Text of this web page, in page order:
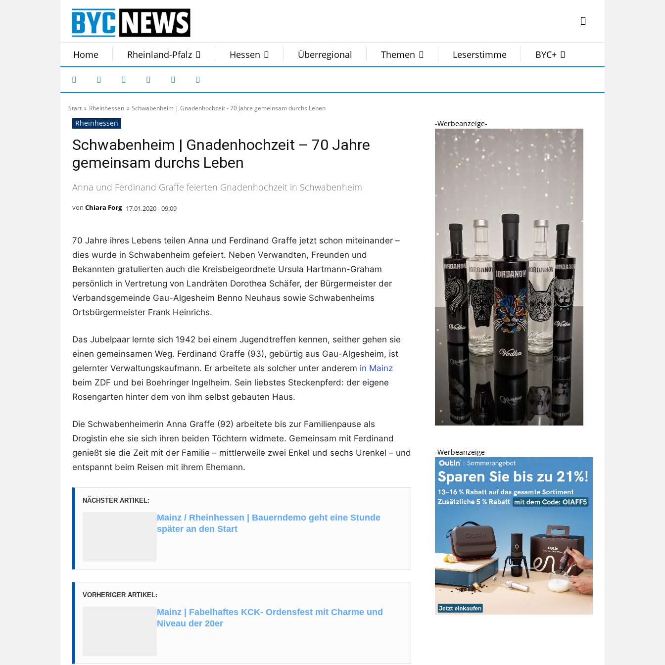
Home Rheinland-Pfalz Hessen Überregional Themen Leserstimme BYC+
Start Rheinhessen Schwabenheim | Gnadenhochzeit - 70 Jahre gemeinsam durchs Leben
Rheinhessen
Schwabenheim | Gnadenhochzeit – 70 Jahre
gemeinsam durchs Leben
Anna und Ferdinand Graffe feierten Gnadenhochzeit in Schwabenheim
von Chiara Forg 17.01.2020 - 09:09
70 Jahre ihres Lebens teilen Anna und Ferdinand Graffe jetzt schon miteinander –
dies wurde in Schwabenheim gefeiert. Neben Verwandten, Freunden und
Bekannten gratulierten auch die Kreisbeigeordnete Ursula Hartmann-Graham
persönlich in Vertretung von Landräten Dorothea Schäfer, der Bürgermeister der
Verbandsgemeinde Gau-Algesheim Benno Neuhaus sowie Schwabenheims
Ortsbürgermeister Frank Heinrichs.
Das Jubelpaar lernte sich 1942 bei einem Jugendtreffen kennen, seither gehen sie
einen gemeinsamen Weg. Ferdinand Graffe (93), gebürtig aus Gau-Algesheim, ist
gelernter Verwaltungskaufmann. Er arbeitete als solcher unter anderem in Mainz
beim ZDF und bei Boehringer Ingelheim. Sein liebstes Steckenpferd: der eigene
Rosengarten hinter dem von ihm selbst gebauten Haus.
Die Schwabenheimerin Anna Graffe (92) arbeitete bis zur Familienpause als
Drogistin ehe sie sich ihren beiden Töchtern widmete. Gemeinsam mit Ferdinand
genießt sie die Zeit mit der Familie – mittlerweile zwei Enkel und sechs Urenkel – und
entspannt beim Reisen mit ihrem Ehemann.
NÄCHSTER ARTIKEL:
Mainz / Rheinhessen | Bauerndemo geht eine Stunde
später an den Start
VORHERIGER ARTIKEL:
Mainz | Fabelhaftes KCK- Ordensfest mit Charme und
Niveau der 20er
-Werbeanzeige-
-Werbeanzeige-